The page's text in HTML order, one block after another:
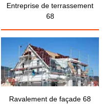
Entreprise de terrassement
68
Ravalement de façade 68